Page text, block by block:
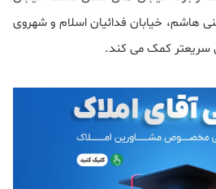
هاشم، خیابان فدائیان اسلام و شهروی
سریعتر کمک می کند.